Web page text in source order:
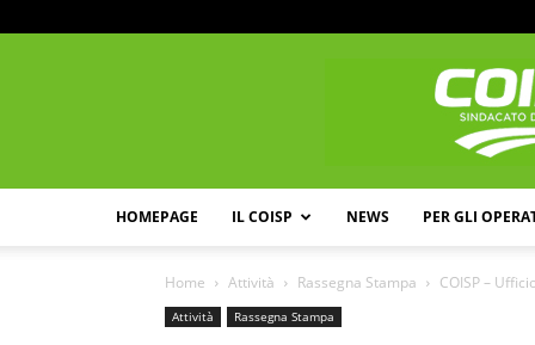
HOMEPAGE IL COISP NEWS PER GLI
Home Attività Rassegna Stampa COISP –
Attività Rassegna Stampa